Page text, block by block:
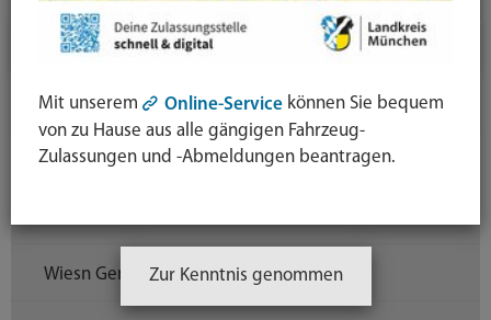
Gleichstellung der Geschlechter
Projekte und Aktionen
Sichere Wiesn
Wiesn Gentleman
Mit unserem Online-Service können Sie bequem
von zu Hause aus alle gängigen Fahrzeug-
Zulassungen und -Abmeldungen beantragen.
Zur Kenntnis genommen